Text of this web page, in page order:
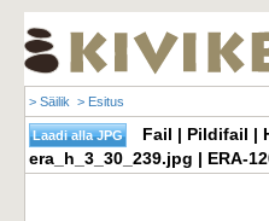
> Säilik > Esitus
Fail | Pildifail |
era_h_3_30_239.jpg | ERA-